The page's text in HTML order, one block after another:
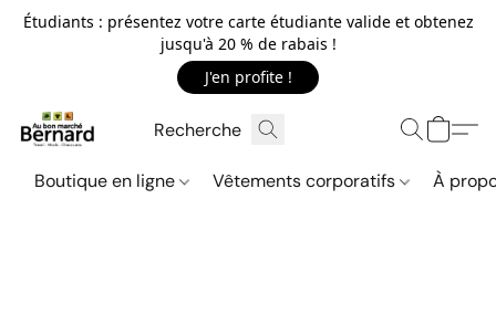
Étudiants : présentez votre carte étudiante valide et obtenez
jusqu'à 20 % de rabais !
J'en profite !
Boutique en ligne Vêtements corporatifs À